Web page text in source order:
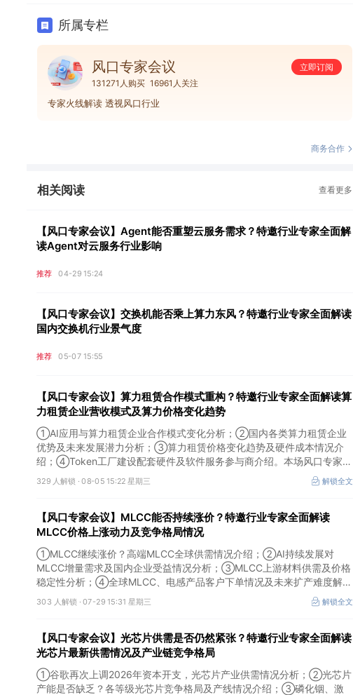
所属专栏
风口专家会议
立即订阅
131271人购买 16961人关注
专家火线解读 透视风口行业
商务合作
相关阅读 查看更多
【风口专家会议】Agent能否重塑云服务需求？特邀行业专家全面解
读Agent对云服务行业影响
推荐 04-29 15:24
【风口专家会议】交换机能否乘上算力东风？特邀行业专家全面解读
国内交换机行业景气度
推荐 05-07 15:55
【风口专家会议】算力租赁合作模式重构？特邀行业专家全面解读算
力租赁企业营收模式及算力价格变化趋势
①AI应用与算力租赁企业合作模式变化分析；②国内各类算力租赁企业
优势及未来发展潜力分析；③算力租赁价格变化趋势及硬件成本情况介
绍；④Token工厂建设配套硬件及软件服务参与商介绍。本场风口专家会
议将于8月5日（周三）19:00举行，特邀行业专家全面解读算力租赁企业
营收模式及算力价格变化趋势。
329 人解锁 ·08-05 15:22 星期三 解锁全文
【风口专家会议】MLCC能否持续涨价？特邀行业专家全面解读
MLCC价格上涨动力及竞争格局情况
①MLCC继续涨价？高端MLCC全球供需情况介绍；②AI持续发展对
MLCC增量需求及国内企业受益情况分析；③MLCC上游材料供需及价格
稳定性分析；④全球MLCC、电感产品客户下单情况及未来扩产难度解
析。本场风口专家会议将于7月29日（周三）20:30举行，特邀行业专家
全面解读MLCC价格上涨动力及竞争格局情况。
303 人解锁 ·07-29 15:31 星期三 解锁全文
【风口专家会议】光芯片供需是否仍然紧张？特邀行业专家全面解读
光芯片最新供需情况及产业链竞争格局
①谷歌再次上调2026年资本开支，光芯片产业供需情况分析；②光芯片
产能是否缺乏？各等级光芯片竞争格局及产线情况介绍；③磷化铟、激